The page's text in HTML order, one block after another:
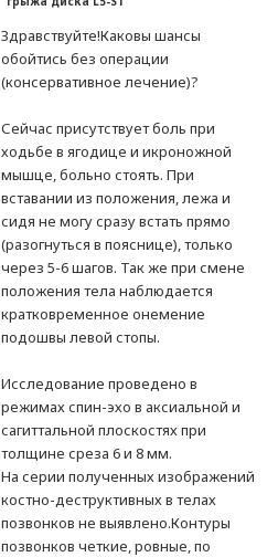
Здравствуйте!Каковы шансы
обойтись без операции
(консервативное лечение)?
Сейчас присутствует боль при
ходьбе в ягодице и икроножной
мышце, больно стоять. При
вставании из положения, лежа и
сидя не могу сразу встать прямо
(разогнуться в пояснице), только
через 5-6 шагов. Так же при смене
положения тела наблюдается
кратковременное онемение
подошвы левой стопы.
Исследование проведено в
режимах спин-эхо в аксиальной и
сагиттальной плоскостях при
толщине среза 6 и 8 мм.
На серии полученных изображений
костно-деструктивных в телах
позвонков не выявлено.Контуры
позвонков четкие, ровные, по